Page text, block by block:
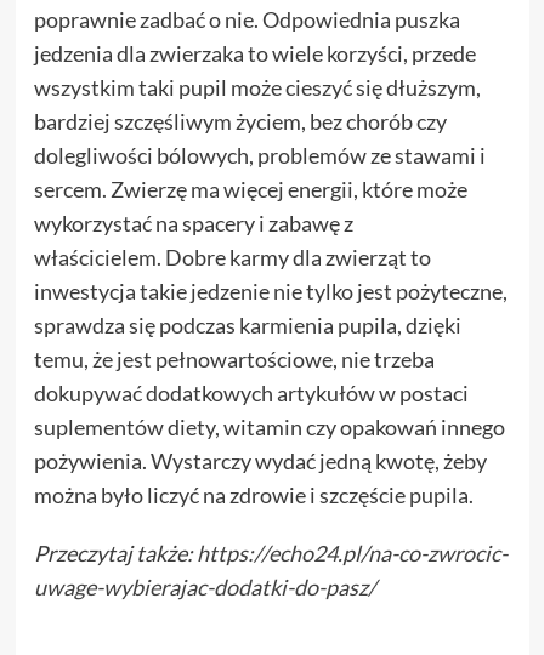
poprawnie zadbać o nie. Odpowiednia puszka
jedzenia dla zwierzaka to wiele korzyści, przede
wszystkim taki pupil może cieszyć się dłuższym,
bardziej szczęśliwym życiem, bez chorób czy
dolegliwości bólowych, problemów ze stawami i
sercem. Zwierzę ma więcej energii, które może
wykorzystać na spacery i zabawę z
właścicielem. Dobre karmy dla zwierząt to
inwestycja takie jedzenie nie tylko jest pożyteczne,
sprawdza się podczas karmienia pupila, dzięki
temu, że jest pełnowartościowe, nie trzeba
dokupywać dodatkowych artykułów w postaci
suplementów diety, witamin czy opakowań innego
pożywienia. Wystarczy wydać jedną kwotę, żeby
można było liczyć na zdrowie i szczęście pupila.
Przeczytaj także:https://echo24.pl/na-co-zwrocic-
uwage-wybierajac-dodatki-do-pasz/